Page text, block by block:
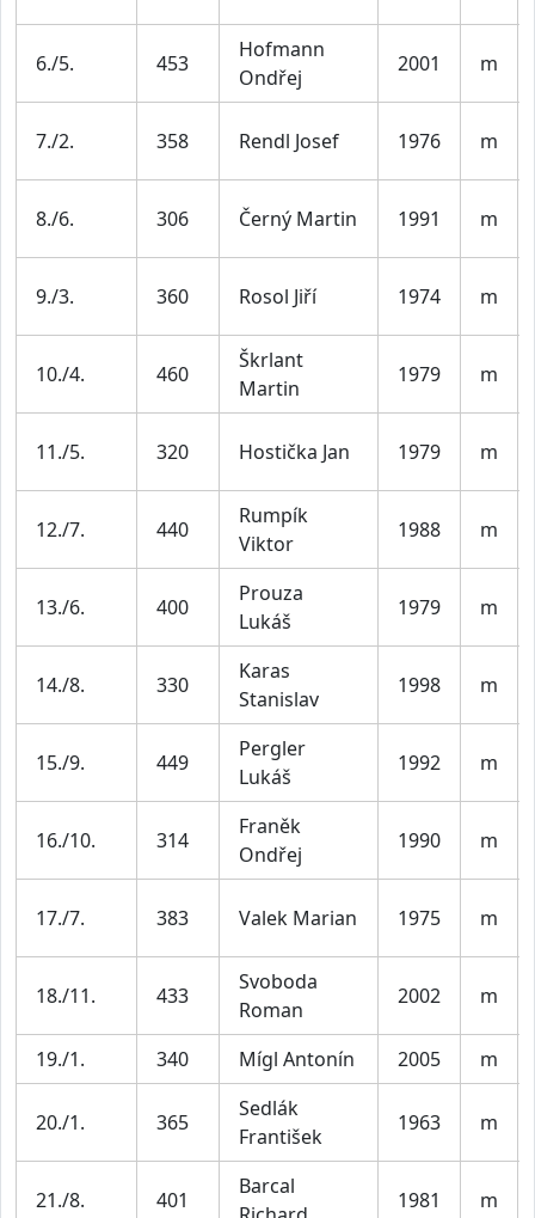
6./5. 453
Hofmann
Ondřej
2001 m
7./2. 358 Rendl Josef 1976 m
8./6. 306 Černý Martin 1991 m
9./3. 360 Rosol Jiří 1974 m
10./4. 460
Škrlant
Martin
1979 m
11./5. 320 Hostička Jan 1979 m
12./7. 440
Rumpík
Viktor
1988 m
13./6. 400
Prouza
Lukáš
1979 m
14./8. 330
Karas
Stanislav
1998 m
15./9. 449
Pergler
Lukáš
1992 m
16./10. 314
Franěk
Ondřej
1990 m
17./7. 383 Valek Marian 1975 m
18./11. 433
Svoboda
Roman
2002 m
19./1. 340 Mígl Antonín 2005 m
20./1. 365
Sedlák
František
1963 m
21./8. 401
Barcal
1981 m